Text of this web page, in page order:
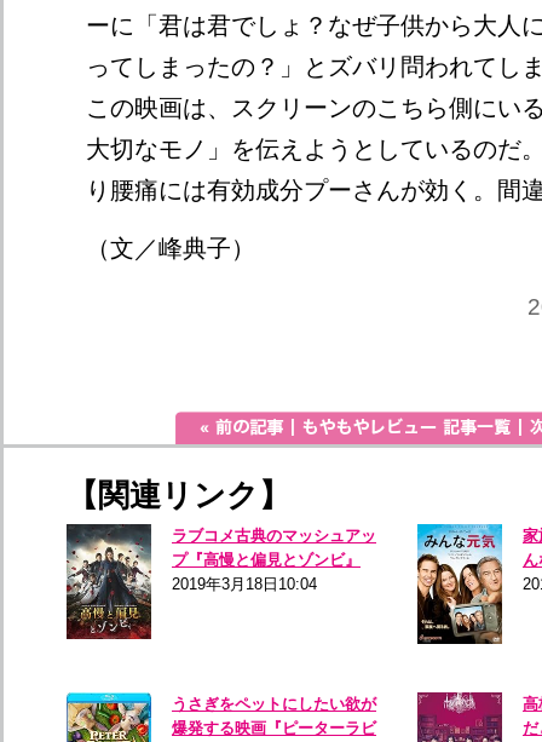
ーに「君は君でしょ？なぜ子供から大人
ってしまったの？」とズバリ問われてし
この映画は、スクリーンのこちら側にい
大切なモノ」を伝えようとしているのだ
り腰痛には有効成分プーさんが効く。間
（文／峰典子）
【関連リンク】
ラブコメ古典のマッシュアッ
プ『高慢と偏見とゾンビ』
2019年3月18日10:04
家
うさぎをペットにしたい欲が
爆発する映画『ピーターラビ
高
だ